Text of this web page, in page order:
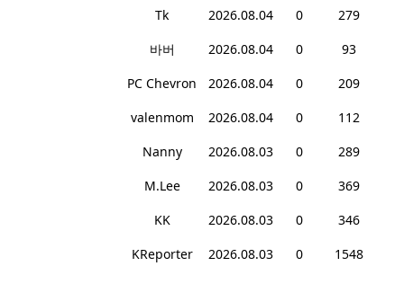
Tk
2026.08.04 0
279
바버
2026.08.04 0
93
PC Chevron
2026.08.04 0
209
valenmom
2026.08.04 0
112
Nanny
2026.08.03 0
289
M.Lee
2026.08.03 0
369
KK
2026.08.03 0
346
KReporter
2026.08.03 0
1548